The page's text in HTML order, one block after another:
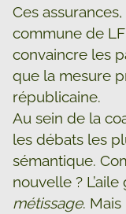
Ces
commune de
convaincre les
que la mesure
républicaine.
Au sein de la
les débats les
sémantique.
nouvelle ?
métissage. Mais